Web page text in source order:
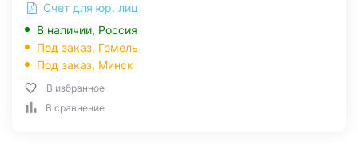
Счет для юр. лиц
В наличии, Россия
Под заказ, Гомель
Под заказ, Минск
В избранное
В сравнение